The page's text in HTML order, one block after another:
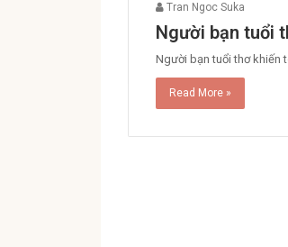
Tran Ngoc Suka
Người bạn tuổi
Người bạn tuổi thơ khiến
Read More »